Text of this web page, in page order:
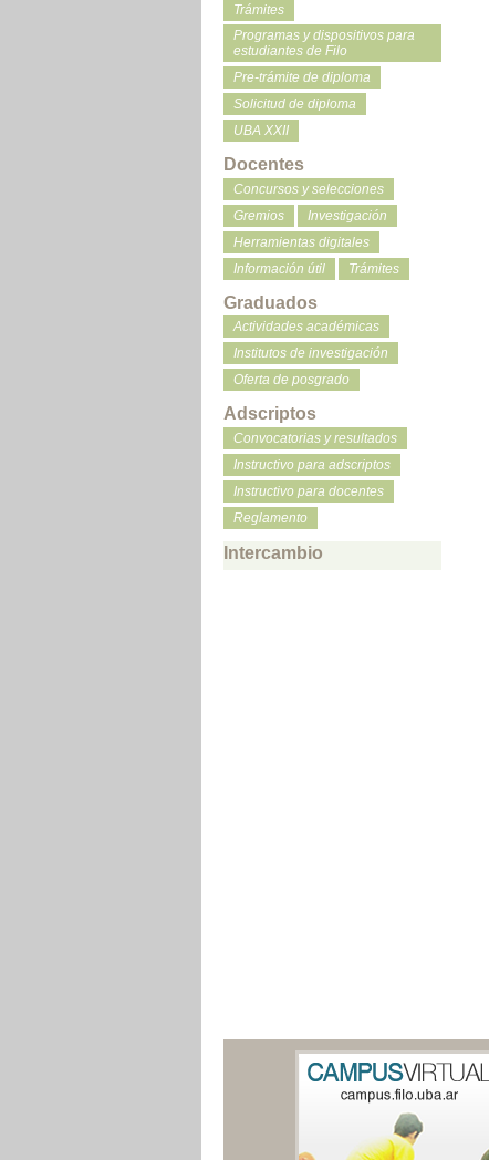
Trámites
Programas y dispositivos para
estudiantes de Filo
Pre-trámite de diploma
Solicitud de diploma
UBA XXII
Docentes
Concursos y selecciones
Gremios
Investigación
Herramientas digitales
Información útil
Trámites
Graduados
Actividades académicas
Institutos de investigación
Oferta de posgrado
Adscriptos
Convocatorias y resultados
Instructivo para adscriptos
Instructivo para docentes
Reglamento
Intercambio